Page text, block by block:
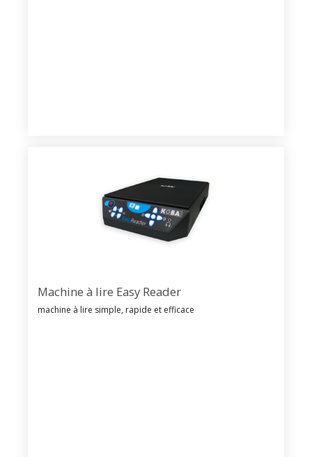
Machine à lire Easy Reader
machine à lire simple, rapide et efficace